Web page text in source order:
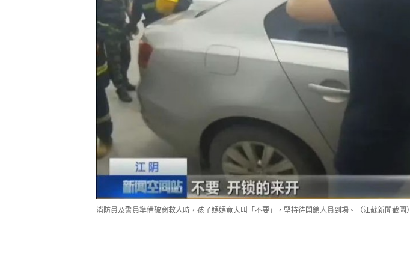
消防員及警員準備破窗救人時，孩子媽媽竟大叫「不要」，堅持待開鎖人員到場。（江蘇新聞截圖）